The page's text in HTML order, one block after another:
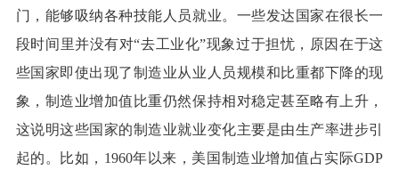
门，能够吸纳各种技能人员就业。一些发达国家在很长一
段时间里并没有对“去工业化”现象过于担忧，原因在于这
些国家即使出现了制造业从业人员规模和比重都下降的现
象，制造业增加值比重仍然保持相对稳定甚至略有上升，
这说明这些国家的制造业就业变化主要是由生产率进步引
起的。比如，1960年以来，美国制造业增加值占实际GDP